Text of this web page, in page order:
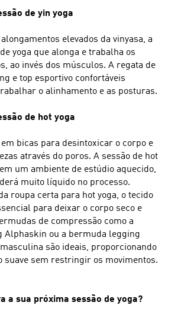
de yin yoga
elevados da vinyasa, a
yoga que alonga e trabalha os
ao invés dos músculos. A regata de
e top esportivo confortáveis
o alinhamento e as posturas.
de hot yoga
bicas para desintoxicar o corpo e
através do poros. A sessão de hot
um ambiente de estúdio aquecido,
muito líquido no processo.
roupa certa para hot yoga, o tecido
para deixar o corpo seco e
de compressão como a
Alphaskin ou a bermuda legging
são ideais, proporcionando
suave sem restringir os movimentos.
a sua próxima sessão de yoga?